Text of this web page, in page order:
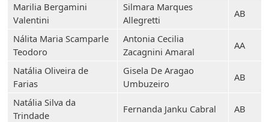
Marilia Bergamini
Valentini
Silmara Marques
Allegretti
AB
Nálita Maria Scamparle
Teodoro
Antonia Cecilia
Zacagnini Amaral
AA
Natália Oliveira de
Farias
Gisela De Aragao
Umbuzeiro
AB
Natália Silva da
Trindade
Fernanda Janku Cabral AB